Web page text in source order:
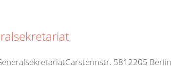
5812205